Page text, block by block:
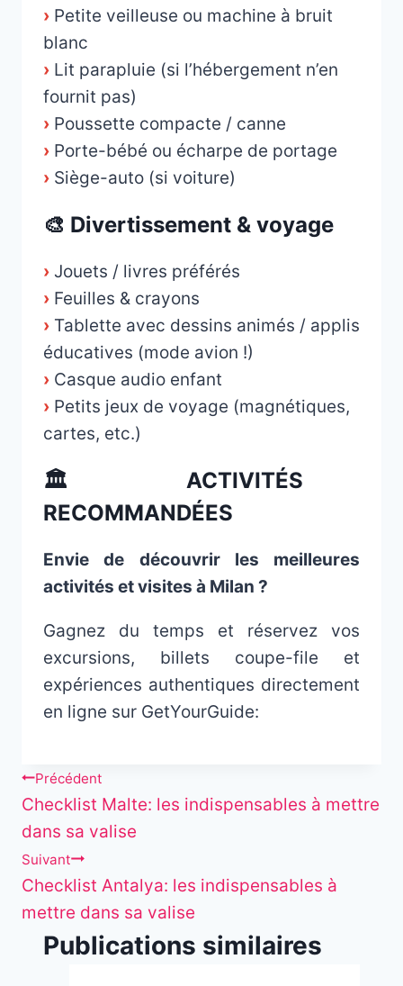
› Petite veilleuse ou machine à bruit
blanc
› Lit parapluie (si l’hébergement n’en
fournit pas)
› Poussette compacte / canne
› Porte-bébé ou écharpe de portage
› Siège-auto (si voiture)
🎨 Divertissement & voyage
› Jouets / livres préférés
› Feuilles & crayons
› Tablette avec dessins animés / applis
éducatives (mode avion !)
› Casque audio enfant
› Petits jeux de voyage (magnétiques,
cartes, etc.)
🏛️ ACTIVITÉS
RECOMMANDÉES
Envie de découvrir les meilleures
activités et visites à Milan ?
Gagnez du temps et réservez vos
excursions, billets coupe-file et
expériences authentiques directement
en ligne sur GetYourGuide:
Navigation
de
l’article
Précédent
Checklist Malte: les indispensables à mettre
dans sa valise
Suivant
Checklist Antalya: les indispensables à
mettre dans sa valise
Publications similaires